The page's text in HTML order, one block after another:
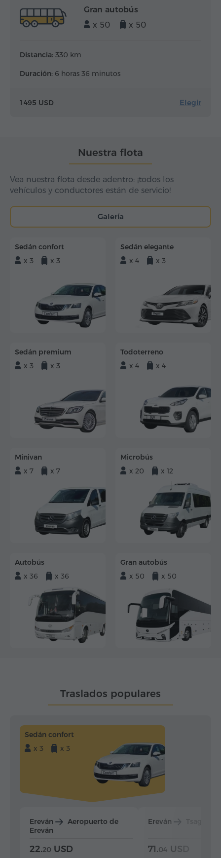
Gran autobús
x 50
x 50
Distancia: 330 km
Duración: 6 horas 36 minutos
1 495 USD Elegir
Nuestra flota
Vea nuestra flota desde adentro: ¡todos los
vehículos y conductores están de servicio!
Galería
Sedán confort
x 3
x 3
Sedán elegante
x 4
x 3
Sedán premium
x 3
x 3
Todoterreno
x 4
x 4
Minivan
x 7
x 7
Microbús
x 20
x 12
Autobús
x 36
x 36
Gran autobús
x 50
x 50
Traslados populares
Sedán confort
x 3
x 3
Ereván
Aeropuerto de
Ereván
22.20 USD
Ereván
71.04 USD